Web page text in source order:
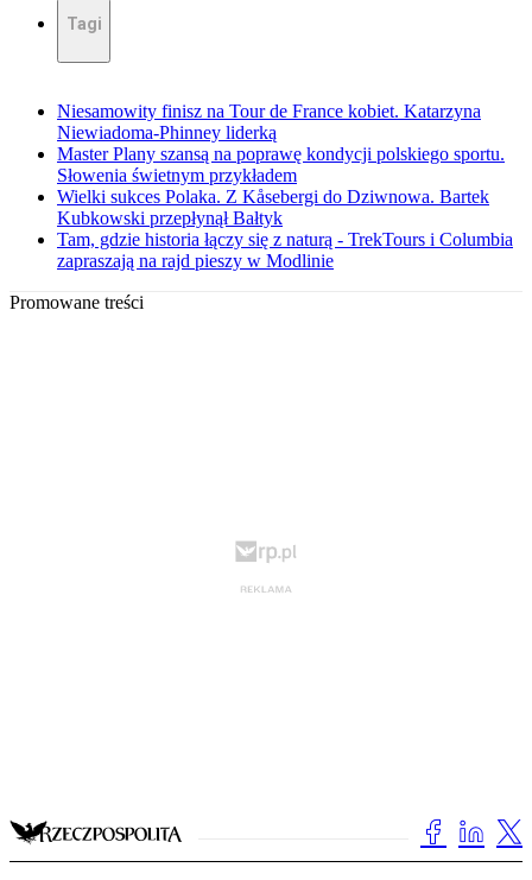
Tagi
Niesamowity finisz na Tour de France kobiet. Katarzyna
Niewiadoma-Phinney liderką
Master Plany szansą na poprawę kondycji polskiego sportu.
Słowenia świetnym przykładem
Wielki sukces Polaka. Z Kåsebergi do Dziwnowa. Bartek
Kubkowski przepłynął Bałtyk
Tam, gdzie historia łączy się z naturą - TrekTours i Columbia
zapraszają na rajd pieszy w Modlinie
Promowane treści